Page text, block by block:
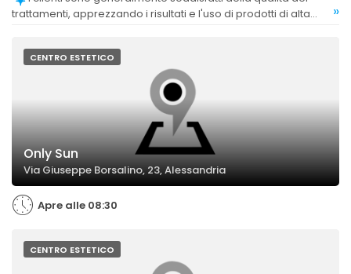
trattamenti, apprezzando i risultati e l'uso di prodotti di alta
»
CENTRO ESTETICO
Only Sun
Via Giuseppe Borsalino, 23, Alessandria
Apre alle 08:30
CENTRO ESTETICO